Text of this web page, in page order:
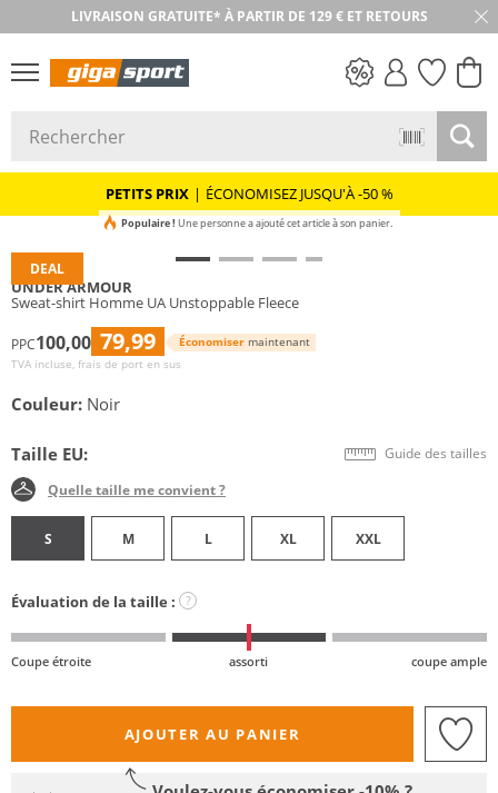
LIVRAISON GRATUITE* À PARTIR DE 129 € ET RETOURS
RETOUR SOUS 30 JOURS
PETITS PRIX | ÉCONOMISEZ JUSQU'À -50 %
DEAL
Populaire ! Une personne a ajouté cet article à son panier.
UNDER ARMOUR
Sweat-shirt Homme UA Unstoppable Fleece
PPC100,00 79,99 Économiser maintenant
TVA incluse, frais de port en sus
Couleur: Noir
Taille EU: Guide des tailles
Quelle taille me convient ?
S M L XL XXL
Évaluation de la taille : ?
Coupe étroite assorti coupe ample
AJOUTER AU PANIER